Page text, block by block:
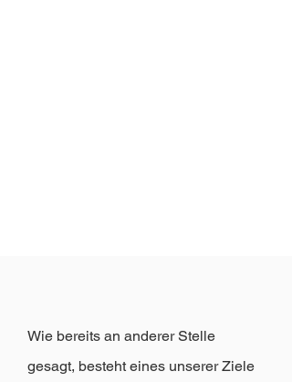
Wie bereits an anderer Stelle
gesagt, besteht eines unserer Ziele